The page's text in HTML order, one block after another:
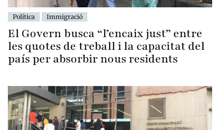
Política Immigració
El Govern busca “l’encaix just” entre
les quotes de treball i la capacitat del
país per absorbir nous residents